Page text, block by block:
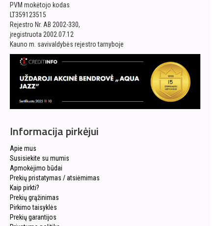
PVM mokėtojo kodas
LT359123515
Rejestro Nr. AB 2002-330,
įregistruota 2002.07.12
Kauno m. savivaldybės rejestro tarnyboje
Informacija pirkėjui
Apie mus
Susisiekite su mumis
Apmokėjimo būdai
Prekių pristatymas / atsiėmimas
Kaip pirkti?
Prekių grąžinimas
Pirkimo taisyklės
Prekių garantijos